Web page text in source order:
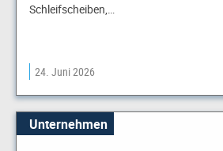
Schleifscheiben,…
24. Juni 2026
Unternehmen